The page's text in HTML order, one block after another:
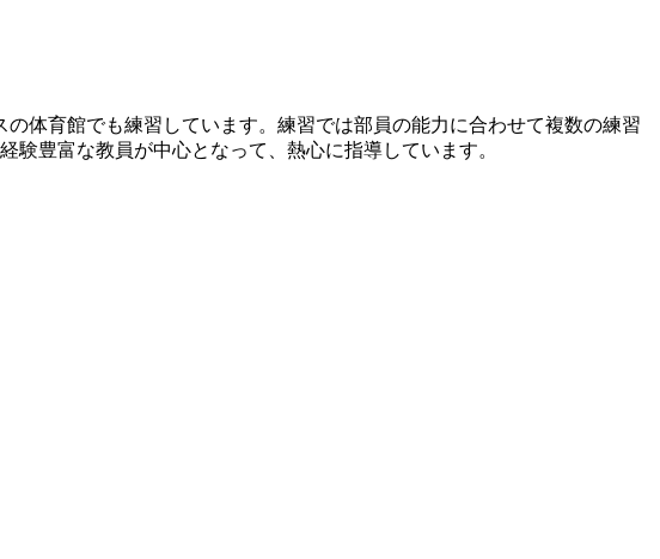
体育館でも練習しています。練習では部員の能力に合わせて複数の練習
豊富な教員が中心となって、熱心に指導しています。